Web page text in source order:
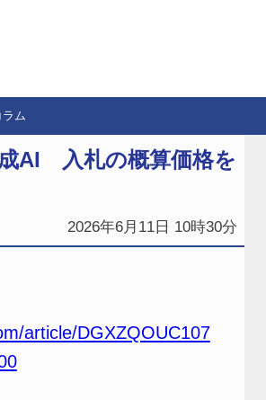
ラム
成AI 入札の概算価格を
2026年6月11日 10時30分
article/DGXZQOUC107